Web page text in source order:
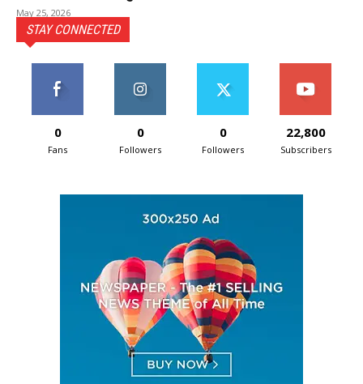
May 25, 2026
STAY CONNECTED
0
Fans
0
Followers
0
Followers
22,800
Subscribers